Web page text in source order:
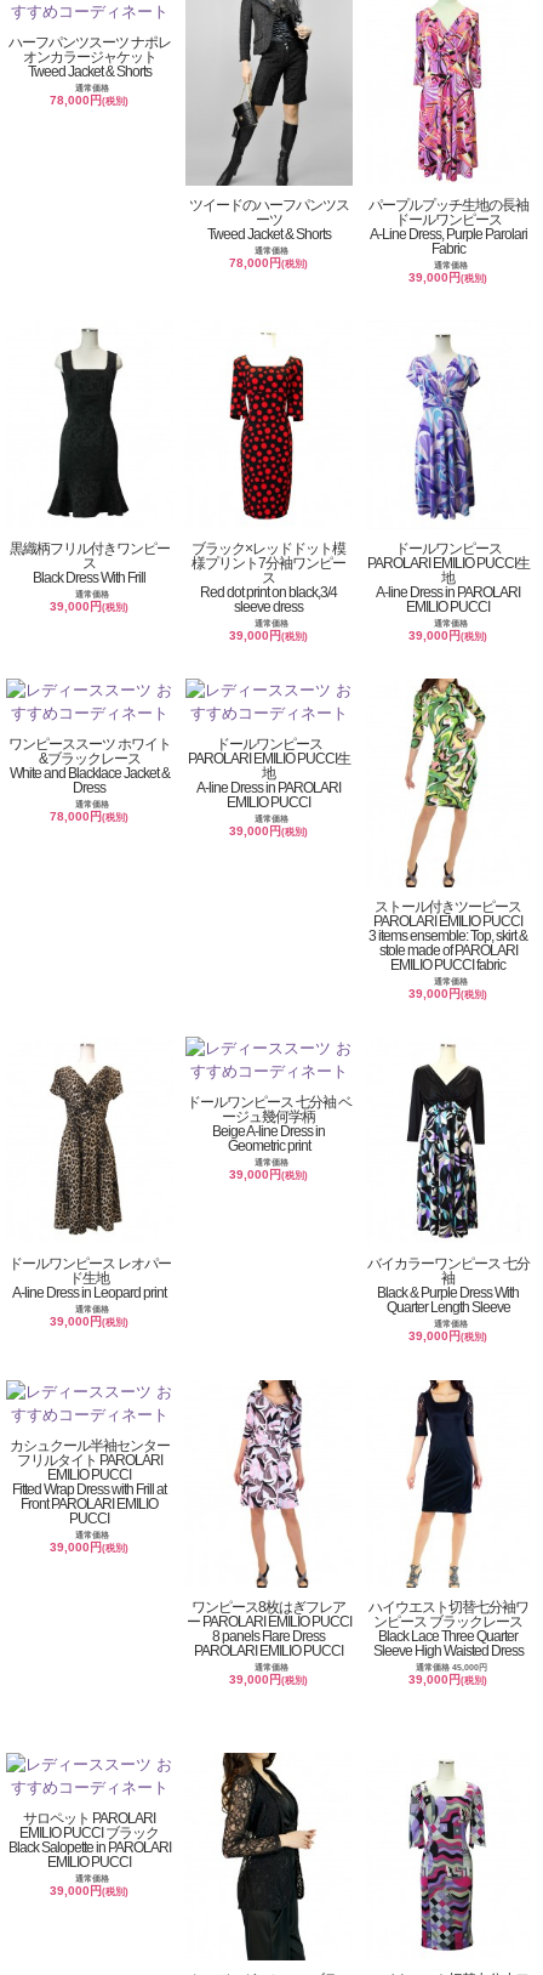
ハーフパンツスーツ ナポレ
オンカラージャケット
Tweed Jacket & Shorts
通常価格
78,000円(税別)
ツイードのハーフパンツス
ーツ
Tweed Jacket & Shorts
通常価格
78,000円(税別)
パープルプッチ生地の長袖
ドールワンピース
A-Line Dress, Purple Parolari
Fabric
通常価格
39,000円(税別)
黒織柄フリル付きワンピー
ス
Black Dress With Frill
通常価格
39,000円(税別)
ブラック×レッドドット模
様プリント7分袖ワンピー
ス
Red dot print on black,3/4
sleeve dress
通常価格
39,000円(税別)
ドールワンピース
PAROLARI EMILIO PUCCI生
地
A-line Dress in PAROLARI
EMILIO PUCCI
通常価格
39,000円(税別)
ワンピーススーツ ホワイト
&ブラックレース
White and Blacklace Jacket &
Dress
通常価格
78,000円(税別)
ドールワンピース
PAROLARI EMILIO PUCCI生
地
A-line Dress in PAROLARI
EMILIO PUCCI
通常価格
39,000円(税別)
ストール付きツーピース
PAROLARI EMILIO PUCCI
3 items ensemble: Top, skirt &
stole made of PAROLARI
EMILIO PUCCI fabric
通常価格
39,000円(税別)
ドールワンピース レオパー
ド生地
A-line Dress in Leopard print
通常価格
39,000円(税別)
ドールワンピース 七分袖 ベ
ージュ幾何学柄
Beige A-line Dress in
Geometric print
通常価格
39,000円(税別)
バイカラーワンピース 七分
袖
Black & Purple Dress With
Quarter Length Sleeve
通常価格
39,000円(税別)
カシュクール半袖センター
フリルタイト PAROLARI
EMILIO PUCCI
Fitted Wrap Dress with Frill at
Front PAROLARI EMILIO
PUCCI
通常価格
39,000円(税別)
ワンピース8枚はぎフレア
ー PAROLARI EMILIO PUCCI
8 panels Flare Dress
PAROLARI EMILIO PUCCI
通常価格
39,000円(税別)
ハイウエスト切替七分袖ワ
ンピース ブラックレース
Black Lace Three Quarter
Sleeve High Waisted Dress
通常価格 45,000円
39,000円(税別)
サロペット PAROLARI
EMILIO PUCCI ブラック
Black Salopette in PAROLARI
EMILIO PUCCI
通常価格
39,000円(税別)